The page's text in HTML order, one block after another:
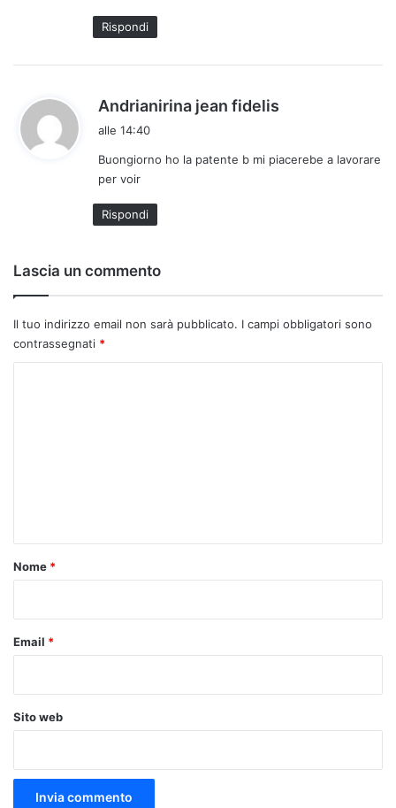
Rispondi
Andrianirina jean fidelis
e
alle 14:40
Buongiorno ho la patente b mi piacerebe a lavorare
per voir
Rispondi
Lascia un commento
Il tuo indirizzo email non sarà pubblicato. I campi obbligatori sono
contrassegnati *
o
Nome *
Email *
Sito web